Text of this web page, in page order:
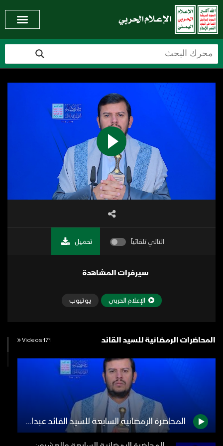
التالي تلقائياً تحميل
سيرفرات المشاهدة
الإعلام الحربي يوتيوب
المحاضرات الرمضانية للسيد القائد 171 Videos
المحاضرة الرمضانية السابعة للسيد القائد عبدالملك بدرالدين الحوثي 8 رمضان 1439هـ